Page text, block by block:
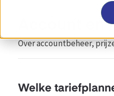
Account en
Over accountbeheer,
Welke